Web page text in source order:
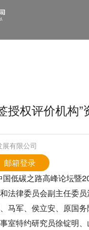
邮箱登录
授权评价机构”
有限公司
低碳之路高峰论坛暨
法律委员会副主任委
马军、侯立安、原国
室特约研究员徐锭明